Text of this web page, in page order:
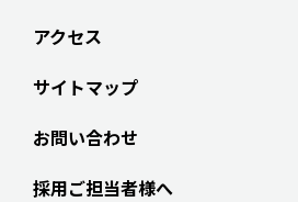
アクセス
サイトマップ
お問い合わせ
採用ご担当者様へ